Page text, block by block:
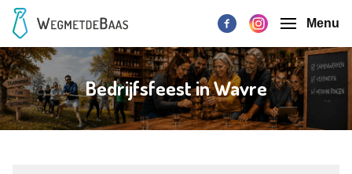
Menu
Bedrijfsfeest in Wavre